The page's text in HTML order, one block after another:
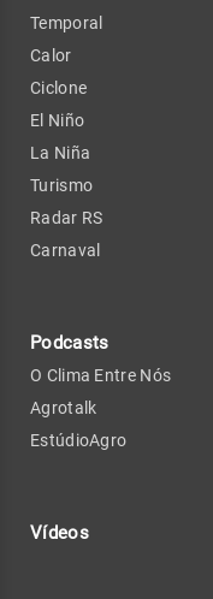
Temporal
Calor
Ciclone
El Niño
La Niña
Turismo
Radar RS
Carnaval
Podcasts
O Clima Entre Nós
Agrotalk
EstúdioAgro
Vídeos